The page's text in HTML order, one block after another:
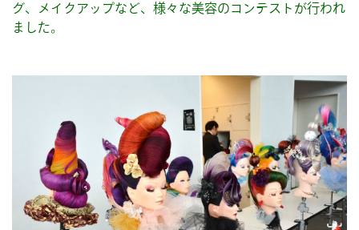
グ、メイクアップなど、様々な美容のコンテストが行われ
ました。